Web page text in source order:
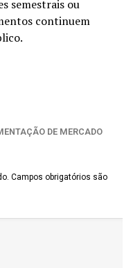
semestrais ou
continuem
DE MERCADO
Campos obrigatórios são